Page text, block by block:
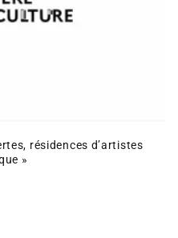
résidences d’artistes
»